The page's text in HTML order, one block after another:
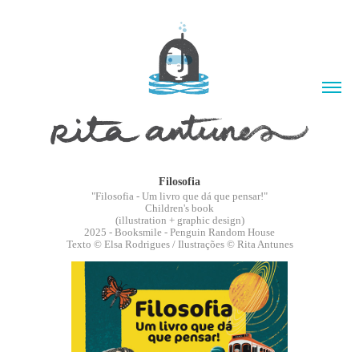
Filosofia
"Filosofia - Um livro que dá que pensar!"
Children's book
(illustration + graphic design)
2025 - Booksmile - Penguin Random House
Texto © Elsa Rodrigues / Ilustrações © Rita Antunes